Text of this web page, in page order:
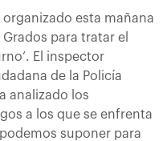
esta mañana
para tratar el
El inspector
de la Policía
analizado los
a los que se enfrenta
suponer para